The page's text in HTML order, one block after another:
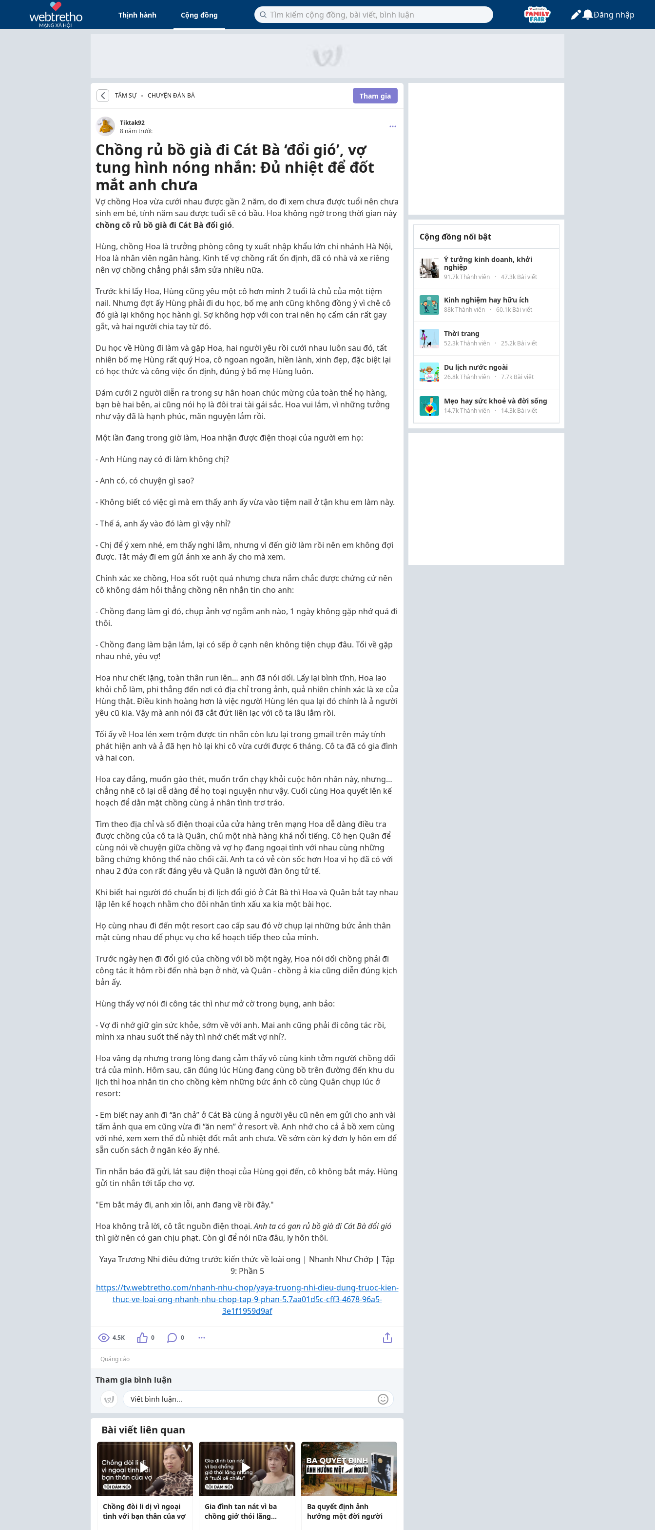
Thịnh hành Cộng đồng Đăng nhập
TÂM SỰ CHUYỆN ĐÀN BÀ Tham gia
Tiktak92
8 năm trước
Chồng rủ bồ già đi Cát Bà ‘đổi gió’, vợ
tung hình nóng nhắn: Đủ nhiệt để đốt
mắt anh chưa
Vợ chồng Hoa vừa cưới nhau được gần 2 năm, do đi xem chưa được tuổi nên chưa
sinh em bé, tính năm sau được tuổi sẽ có bầu. Hoa không ngờ trong thời gian này
chồng cô rủ bồ già đi Cát Bà đổi gió.
Hùng, chồng Hoa là trưởng phòng công ty xuất nhập khẩu lớn chi nhánh Hà Nội,
Hoa là nhân viên ngân hàng. Kinh tế vợ chồng rất ổn định, đã có nhà và xe riêng
nên vợ chồng chẳng phải sắm sửa nhiều nữa.
Trước khi lấy Hoa, Hùng cũng yêu một cô hơn mình 2 tuổi là chủ của một tiệm
nail. Nhưng đợt ấy Hùng phải đi du học, bố mẹ anh cũng không đồng ý vì chê cô
đó già lại không học hành gì. Sợ không hợp với con trai nên họ cấm cản rất gay
gắt, và hai người chia tay từ đó.
Du học về Hùng đi làm và gặp Hoa, hai người yêu rồi cưới nhau luôn sau đó, tất
nhiên bố mẹ Hùng rất quý Hoa, cô ngoan ngoãn, hiền lành, xinh đẹp, đặc biệt lại
có học thức và công việc ổn định, đúng ý bố mẹ Hùng luôn.
Đám cưới 2 người diễn ra trong sự hân hoan chúc mừng của toàn thể họ hàng,
bạn bè hai bên, ai cũng nói họ là đôi trai tài gái sắc. Hoa vui lắm, vì những tưởng
như vậy đã là hạnh phúc, mãn nguyện lắm rồi.
Một lần đang trong giờ làm, Hoa nhận được điện thoại của người em họ:
- Anh Hùng nay có đi làm không chị?
- Anh có, có chuyện gì sao?
- Không biết có việc gì mà em thấy anh ấy vừa vào tiệm nail ở tận khu em làm này.
- Thế á, anh ấy vào đó làm gì vậy nhỉ?
- Chị để ý xem nhé, em thấy nghi lắm, nhưng vì đến giờ làm rồi nên em không đợi
được. Tắt máy đi em gửi ảnh xe anh ấy cho mà xem.
Chính xác xe chồng, Hoa sốt ruột quá nhưng chưa nắm chắc được chứng cứ nên
cô không dám hỏi thẳng chồng nên nhắn tin cho anh:
- Chồng đang làm gì đó, chụp ảnh vợ ngắm anh nào, 1 ngày không gặp nhớ quá đi
thôi.
- Chồng đang làm bận lắm, lại có sếp ở cạnh nên không tiện chụp đâu. Tối về gặp
nhau nhé, yêu vợ!
Hoa như chết lặng, toàn thân run lên… anh đã nói dối. Lấy lại bình tĩnh, Hoa lao
khỏi chỗ làm, phi thẳng đến nơi có địa chỉ trong ảnh, quả nhiên chính xác là xe của
Hùng thật. Điều kinh hoàng hơn là việc người Hùng lén qua lại đó chính là ả người
yêu cũ kia. Vậy mà anh nói đã cắt đứt liên lạc với cô ta lâu lắm rồi.
Tối ấy về Hoa lén xem trộm được tin nhắn còn lưu lại trong gmail trên máy tính
phát hiện anh và ả đã hẹn hò lại khi cô vừa cưới được 6 tháng. Cô ta đã có gia đình
và hai con.
Hoa cay đắng, muốn gào thét, muốn trốn chạy khỏi cuộc hôn nhân này, nhưng…
chẳng nhẽ cô lại dễ dàng để họ toại nguyện như vậy. Cuối cùng Hoa quyết lên kế
hoạch để dằn mặt chồng cùng ả nhân tình trơ tráo.
Tìm theo địa chỉ và số điện thoại của cửa hàng trên mạng Hoa dễ dàng điều tra
được chồng của cô ta là Quân, chủ một nhà hàng khá nổi tiếng. Cô hẹn Quân để
cùng nói về chuyện giữa chồng và vợ họ đang ngoại tình với nhau cùng những
bằng chứng không thể nào chối cãi. Anh ta có vẻ còn sốc hơn Hoa vì họ đã có với
nhau 2 đứa con rất đáng yêu và Quân là người đàn ông tử tế.
Khi biết hai người đó chuẩn bị đi lịch đổi gió ở Cát Bà thì Hoa và Quân bắt tay nhau
lập lên kế hoạch nhằm cho đôi nhân tình xấu xa kia một bài học.
Họ cùng nhau đi đến một resort cao cấp sau đó vờ chụp lại những bức ảnh thân
mật cùng nhau để phục vụ cho kế hoạch tiếp theo của mình.
Trước ngày hẹn đi đổi gió của chồng với bồ một ngày, Hoa nói dối chồng phải đi
công tác ít hôm rồi đến nhà bạn ở nhờ, và Quân - chồng ả kia cũng diễn đúng kịch
bản ấy.
Hùng thấy vợ nói đi công tác thì như mở cờ trong bụng, anh bảo:
- Vợ đi nhớ giữ gìn sức khỏe, sớm về với anh. Mai anh cũng phải đi công tác rồi,
mình xa nhau suốt thế này thì nhớ chết mất vợ nhỉ?.
Hoa vâng dạ nhưng trong lòng đang cảm thấy vô cùng kinh tởm người chồng dối
trá của mình. Hôm sau, căn đúng lúc Hùng đang cùng bồ trên đường đến khu du
lịch thì hoa nhắn tin cho chồng kèm những bức ảnh cô cùng Quân chụp lúc ở
resort:
- Em biết nay anh đi “ăn chả” ở Cát Bà cùng ả người yêu cũ nên em gửi cho anh vài
tấm ảnh qua em cũng vừa đi “ăn nem” ở resort về. Anh nhớ cho cả ả bồ xem cùng
với nhé, xem xem thế đủ nhiệt đốt mắt anh chưa. Về sớm còn ký đơn ly hôn em để
sẵn cuốn sách ở ngăn kéo ấy nhé.
Tin nhắn báo đã gửi, lát sau điện thoại của Hùng gọi đến, cô không bắt máy. Hùng
gửi tin nhắn tới tấp cho vợ.
"Em bắt máy đi, anh xin lỗi, anh đang về rồi đây."
Hoa không trả lời, cô tắt nguồn điện thoại.Anh ta có gan rủ bồ già đi Cát Bà đổi gió
thì giờ nên có gan chịu phạt. Còn gì để nói nữa đâu, ly hôn thôi.
Yaya Trương Nhi điêu đứng trước kiến thức về loài ong | Nhanh Như Chớp | Tập
9: Phần 5
https://tv.webtretho.com/nhanh-nhu-chop/yaya-truong-nhi-dieu-dung-truoc-kien-
thuc-ve-loai-ong-nhanh-nhu-chop-tap-9-phan-5.7aa01d5c-cff3-4678-96a5-
3e1f1959d9af
4.5K 0 0
Quảng cáo
Tham gia bình luận
Bài viết liên quan
Chồng đòi li dị vì ngoại
tình với bạn thân của vợ
Gia đình tan nát vì ba
chồng giở thói lăng
Ba quyết định ảnh
hưởng một đời người
Cộng đồng nổi bật
Ý tưởng kinh doanh, khởi
nghiệp
91.7k Thành viên · 47.3k Bài viết
Kinh nghiệm hay hữu ích
88k Thành viên · 60.1k Bài viết
Thời trang
52.3k Thành viên · 25.2k Bài viết
Du lịch nước ngoài
26.8k Thành viên · 7.7k Bài viết
Mẹo hay sức khoẻ và đời sống
14.7k Thành viên · 14.3k Bài viết